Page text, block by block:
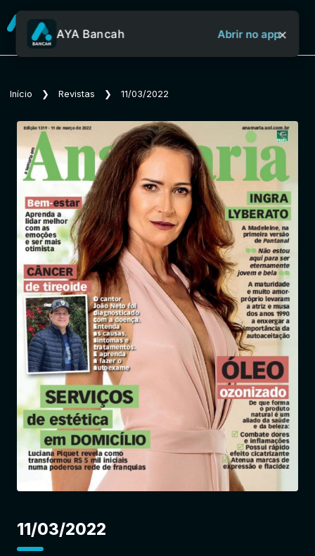
Sobre o Aya Bancah
Início
Revistas
Jornais
Notícias
Entrar
AYA Bancah Abrir no app×
Início ❯ Revistas ❯ 11/03/2022
11/03/2022